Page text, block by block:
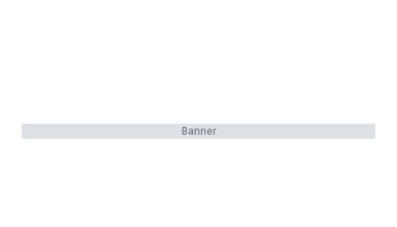
Banner